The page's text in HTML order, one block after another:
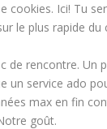
cookies. Ici! Tu
le plus rapide
de rencontre. Un
un service ado
max en fin
goût.